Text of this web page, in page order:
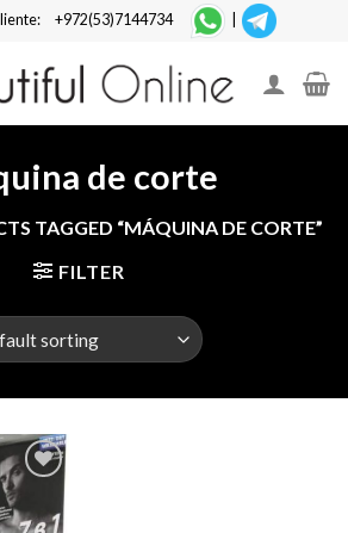
+972(53)7144734
de corte
TAGGED “MÁQUINA DE CORTE”
FILTER
Add to
Wishlist